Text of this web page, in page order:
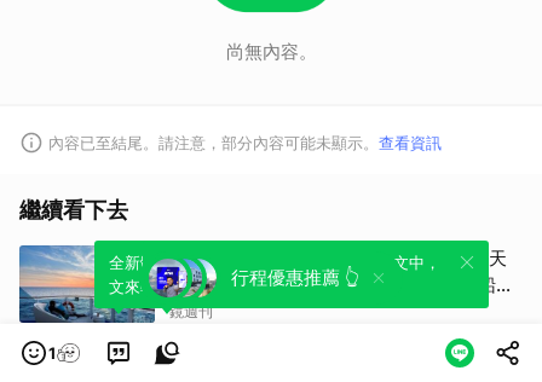
尚無內容。
內容已至結尾。請注意，部分內容可能未顯示。 查看資訊
繼續看下去
阿拉斯加郵輪7／八天七夜怎麼玩？不用天
天下船、免費餐廳吃不膩 星辰公主號船上
一日生活公開
鏡週刊
高雄人好忙！假日景點再+1 全台最大免門
行程優惠推薦 👆
1
全新體驗！一鍵引用此內容，透過發布貼
文來輕鬆表達個人立場。
可以轉發或引用此內容至自己的貼文中，
來發表您的評論或觀點。